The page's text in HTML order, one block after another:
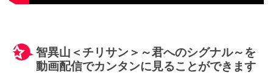
智異山＜チリサン＞～君へのシグナル～を
動画配信でカンタンに見ることができます